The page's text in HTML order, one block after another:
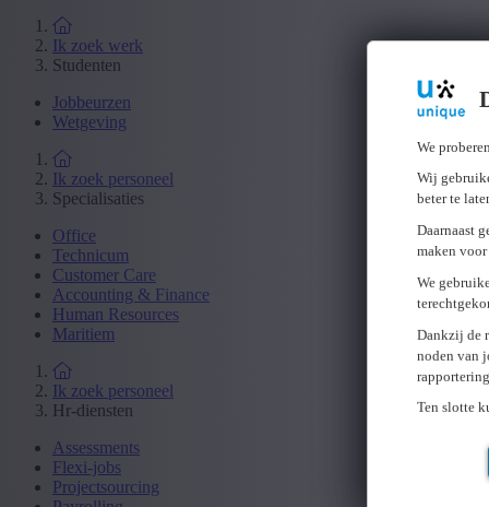
We
Wij
beter te
Daarnaast
maken voor
We
Dankzij de
noden van
Ten slotte
Ik zoek werk
Studenten
Jobbeurzen
Wetgeving
Ik zoek personeel
Specialisaties
Office
Technicum
Customer Care
Accounting & Finance
Human Resources
Maritiem
Ik zoek personeel
Hr-diensten
Assessments
Flexi-jobs
Projectsourcing